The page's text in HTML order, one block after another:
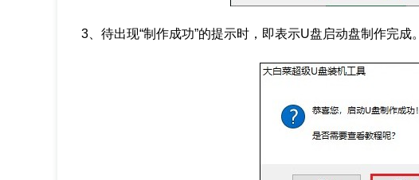
3、待出现“制作成功”的提示时，即表示U盘启动盘制作完成。